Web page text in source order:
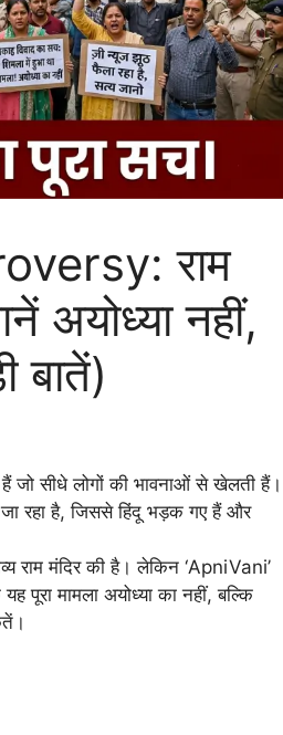
राम
अयोध्या नहीं,
बातें)
सीधे लोगों की भावनाओं से खेलती हैं।
जा रहा है, जिससे हिंदू भड़क गए हैं और
राम मंदिर की है। लेकिन ‘ApniVani’
मामला अयोध्या का नहीं, बल्कि